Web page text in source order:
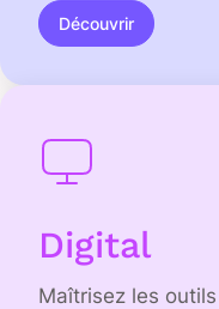
Découvrir
Digital
Maîtrisez les